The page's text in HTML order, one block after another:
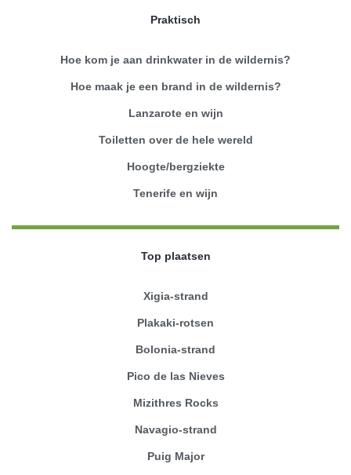
Praktisch
Hoe kom je aan drinkwater in de wildernis?
Hoe maak je een brand in de wildernis?
Lanzarote en wijn
Toiletten over de hele wereld
Hoogte/bergziekte
Tenerife en wijn
Top plaatsen
Xigia-strand
Plakaki-rotsen
Bolonia-strand
Pico de las Nieves
Mizithres Rocks
Navagio-strand
Puig Major